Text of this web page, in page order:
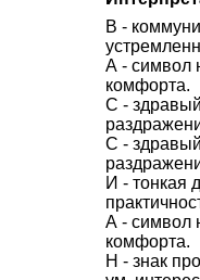
В -
А - символ
комфорта.
С -
С -
И - тонкая
А - символ
комфорта.
Н - знак